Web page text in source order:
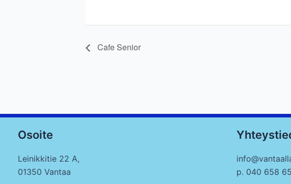
Cafe Senior
Osoite
Leinikkitie 22 A,
01350 Vantaa
p. 040 658